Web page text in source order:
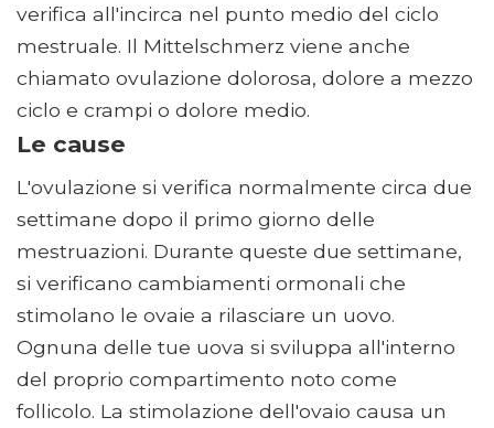
verifica all'incirca nel punto medio del ciclo
mestruale. Il Mittelschmerz viene anche
chiamato ovulazione dolorosa, dolore a mezzo
ciclo e crampi o dolore medio.
Le cause
L'ovulazione si verifica normalmente circa due
settimane dopo il primo giorno delle
mestruazioni. Durante queste due settimane,
si verificano cambiamenti ormonali che
stimolano le ovaie a rilasciare un uovo.
Ognuna delle tue uova si sviluppa all'interno
del proprio compartimento noto come
follicolo. La stimolazione dell'ovaio causa un